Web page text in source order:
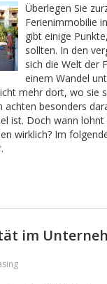
Überlegen Sie
Ferienimmobilie
gibt einige
sollten. In den
sich die Welt der
einem Wandel
mehr dort, wo sie
achten besonders
ist. Doch wann
wirklich? Im
im